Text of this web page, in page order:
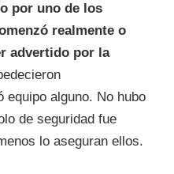
por uno de los
realmente o
advertido por la
alguno. No hubo
de seguridad fue
lo aseguran ellos.